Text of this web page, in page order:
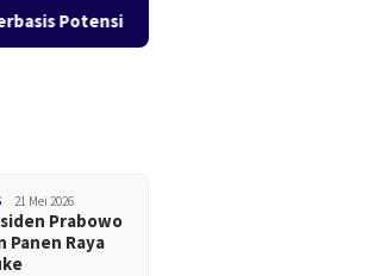
Bank Mandiri Region XII
21 Mei 2026
Prabowo
Panen Raya